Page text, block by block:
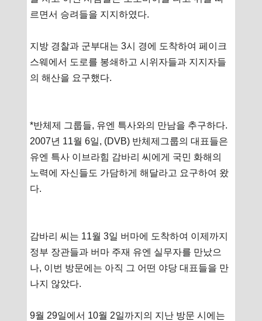
르면서 승려들을 지지하였다.
지방 경찰과 군부대는 3시 경에 도착하여 페이크
스웨에서 도로를 봉쇄하고 시위자들과 지지자들
의 해산을 요구했다.
*반체제 그룹들, 유엔 특사와의 만남을 추구하다.
2007년 11월 6일, (DVB) 반체제그룹의 대표들은
유엔 특사 이브라힘 감바리 씨에게 국민 화해의
노력에 자신들도 가담하게 해달라고 요구하여 왔
다.
감바리 씨는 11월 3일 버마에 도착하여 이제까지
정부 장관들과 버마 주재 유엔 실무자를 만났으
나, 이번 방문에는 아직 그 어떤 야당 대표들을 만
나지 않았다.
9월 29일에서 10월 2일까지의 지난 방문 시에는